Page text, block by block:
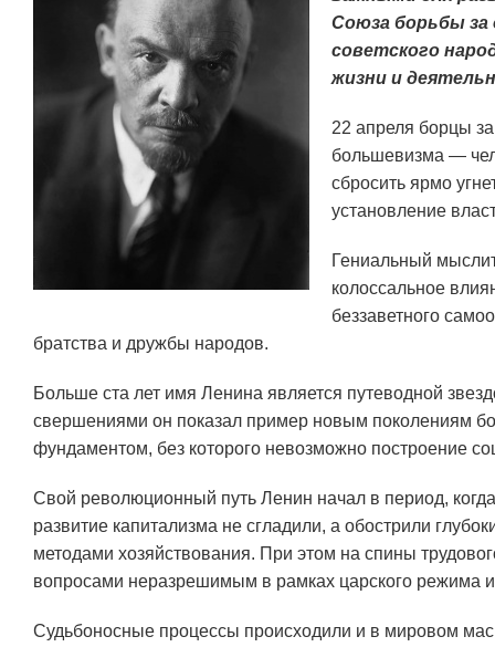
Союза борьбы за
советского
жизни и
22 апреля борцы
большевизма —
сбросить ярмо
установление
Гениальный
колоссальное
беззаветного
братства и дружбы народов.
Больше ста лет имя Ленина является путеводной
свершениями он показал пример новым поколениям
фундаментом, без которого невозможно построение
Свой революционный путь Ленин начал в период,
развитие капитализма не сгладили, а обострили
методами хозяйствования. При этом на спины
вопросами неразрешимым в рамках царского режима
Судьбоносные процессы происходили и в мировом